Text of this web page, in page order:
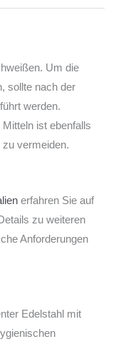
Um die
sollte nach der
werden.
ist ebenfalls
vermeiden.
erfahren Sie auf
zu weiteren
Anforderungen
Edelstahl mit